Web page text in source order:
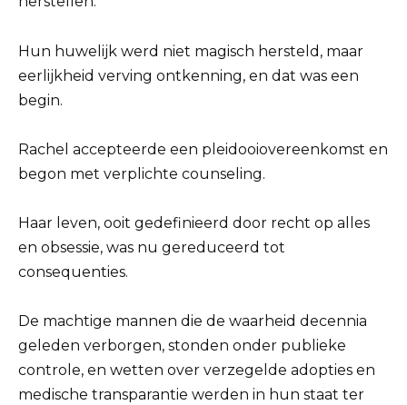
Hun huwelijk werd niet magisch hersteld, maar
eerlijkheid verving ontkenning, en dat was een
begin.
Rachel accepteerde een pleidooiovereenkomst en
begon met verplichte counseling.
Haar leven, ooit gedefinieerd door recht op alles
en obsessie, was nu gereduceerd tot
consequenties.
De machtige mannen die de waarheid decennia
geleden verborgen, stonden onder publieke
controle, en wetten over verzegelde adopties en
medische transparantie werden in hun staat ter